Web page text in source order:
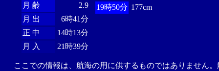
月 齢
2.9
月 出
6時41分
正 中
14時13分
月 入
21時39分
19時50分 177cm
ここでの情報は、航海の用に供するものではありません